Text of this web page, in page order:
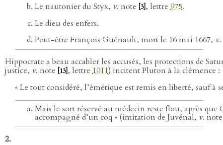
Le nautonier du Styx, v. note [3] , lettre 975.
Le dieu des enfers.
Peut-être François Guénault, mort le 16 mai 1667, v.
Hippocrate a beau accabler les accusés, les protections de
justice, v. note [13] , lettre 1011) incitent Pluton à la clémence :
« Le tout considéré, l’émétique est remis en liberté, sauf
Mais le sort réservé au médecin reste flou, après
accompagné d’un coq » (imitation de Juvénal, v. note
2.